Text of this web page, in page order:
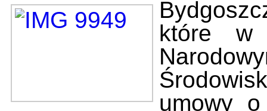
które w
umowy